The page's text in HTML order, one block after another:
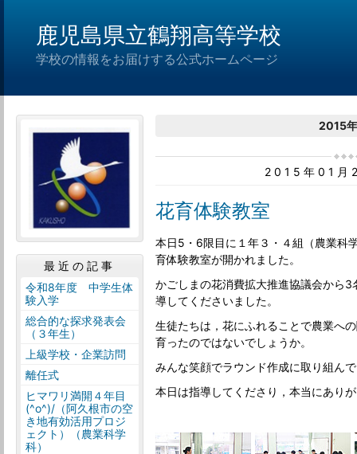
鹿児島県立鶴翔高等学校
学校の情報をお届けする公式ホームページ
2015
2015年01月
花育体験教室
本日5・6限目に１年３・４組（農業科
育体験教室が開かれました。
かごしまの花消費拡大推進協議会から
導してくださいました。
生徒たちは，花にふれることで農業へ
育ったのではないでしょうか。
みんな笑顔でラウンド作成に取り組ん
本日は指導してくださり，本当にあり
最近の記事
令和8年度 中学生体
験入学
総合的な探求発表会
（３年生）
上級学校・企業訪問
離任式
ヒマワリ満開４年目
(^o^)/（阿久根市の空
き地有効活用プロジ
ェクト）（農業科学
科）